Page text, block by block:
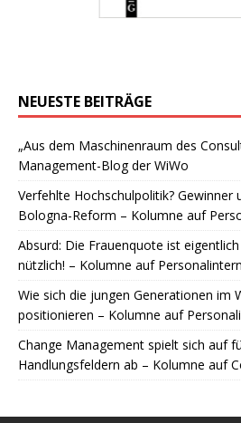
NEUESTE BEITRÄGE
„Aus dem Maschinenraum des
Management-Blog der WiWo
Verfehlte Hochschulpolitik? Gewinner
Bologna-Reform – Kolumne auf
Absurd: Die Frauenquote ist
nützlich! – Kolumne auf
Wie sich die jungen Generationen im
positionieren – Kolumne auf
Change Management spielt sich auf
Handlungsfeldern ab – Kolumne auf